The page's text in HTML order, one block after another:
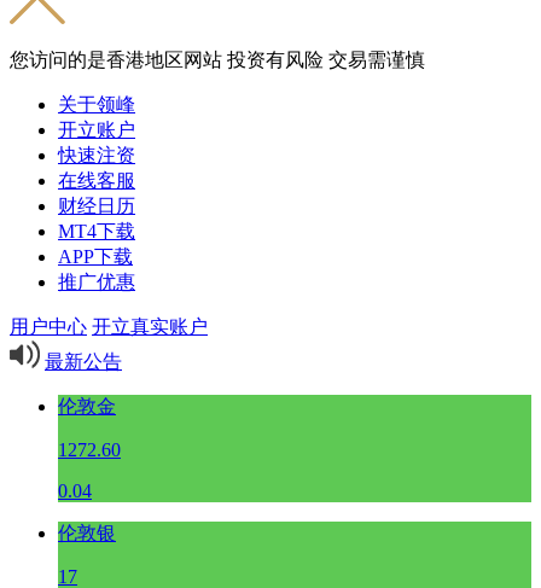
您访问的是香港地区网站 投资有风险 交易需谨慎
关于领峰
开立账户
快速注资
在线客服
财经日历
MT4下载
APP下载
推广优惠
用户中心 开立真实账户
最新公告
伦敦金
1272.60
0.04
伦敦银
17